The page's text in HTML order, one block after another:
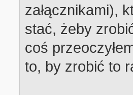
załącznikami),
stać, żeby
coś
to, by zrobić to